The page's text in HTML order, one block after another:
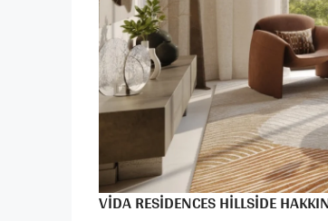
VIDA RESIDENCES HILLSIDE